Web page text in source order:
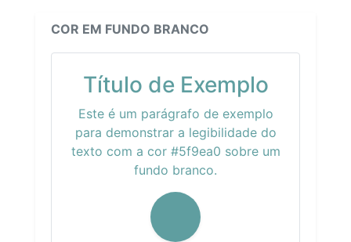
COR EM FUNDO BRANCO
Título de Exemplo
Este é um parágrafo de exemplo
para demonstrar a legibilidade do
texto com a cor #5f9ea0 sobre um
fundo branco.